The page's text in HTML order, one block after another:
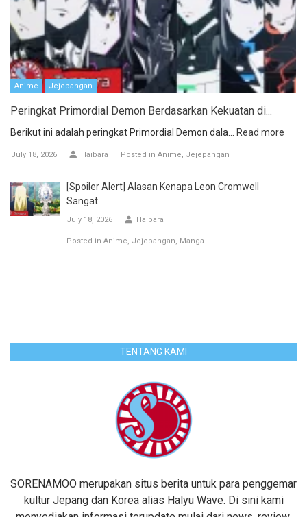
Anime Jejepangan
Peringkat Primordial Demon Berdasarkan Kekuatan di...
Berikut ini adalah peringkat Primordial Demon dala... Read more
July 18, 2026 Haibara Posted in Anime Jejepangan
[Spoiler Alert] Alasan Kenapa Leon Cromwell
Sangat...
July 18, 2026 Haibara
Posted in Anime Jejepangan Manga
TENTANG KAMI
SORENAMOO merupakan situs berita untuk para penggemar
kultur Jepang dan Korea alias Halyu Wave. Di sini kami